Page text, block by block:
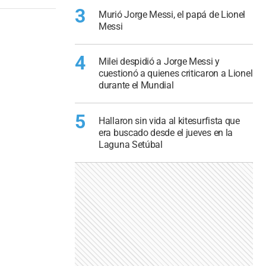
3
Murió Jorge Messi, el papá de Lionel
Messi
4
Milei despidió a Jorge Messi y
cuestionó a quienes criticaron a Lionel
durante el Mundial
5
Hallaron sin vida al kitesurfista que
era buscado desde el jueves en la
Laguna Setúbal